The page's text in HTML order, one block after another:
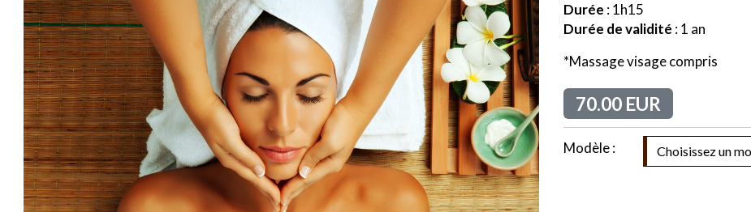
Durée : 1h15
Durée de validité : 1 an
*Massage visage compris
70.00 EUR
Modèle :